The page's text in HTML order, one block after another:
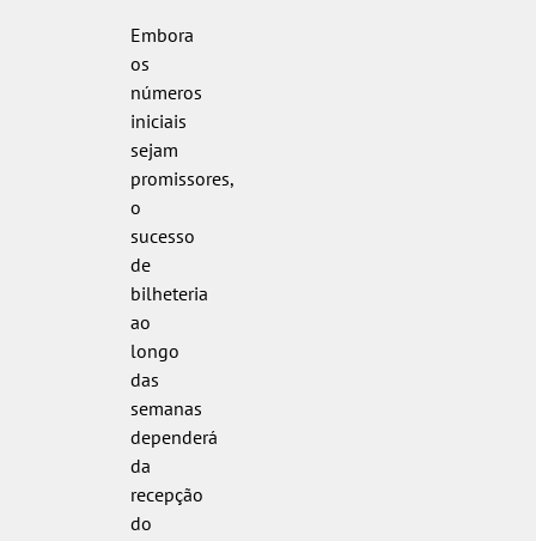
Embora
os
números
iniciais
sejam
promissores,
o
sucesso
de
bilheteria
ao
longo
das
semanas
dependerá
da
recepção
do